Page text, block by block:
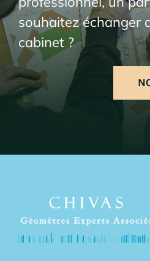
souhaitez échanger
cabinet ?